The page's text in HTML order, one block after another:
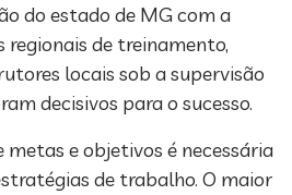
do estado de MG com a
regionais de treinamento,
locais sob a supervisão
decisivos para o sucesso.
e objetivos é necessária
de trabalho. O maior